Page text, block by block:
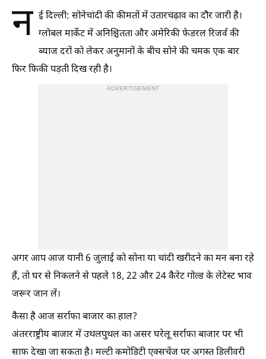
न ई दिल्ली: सोनेचांदी की कीमतों में उतारचढ़ाव का दौर जारी है।
ग्लोबल मार्केट में अनिश्चितता और अमेरिकी फेडरल रिजर्व की
ब्याज दरों को लेकर अनुमानों के बीच सोने की चमक एक बार
फिर फिकी पड़ती दिख रही है।
ADVERTISEMENT
अगर आप आज यानी 6 जुलाई को सोना या चांदी खरीदने का मन बना रहे
हैं, तो घर से निकलने से पहले 18, 22 और 24 कैरेट गोल्ड के लेटेस्ट भाव
जरूर जान लें।
कैसा है आज सर्राफा बाजार का हाल?
अंतरराष्ट्रीय बाजार में उथलपुथल का असर घरेलू सर्राफा बाजार पर भी
साफ देखा जा सकता है। मल्टी कमोडिटी एक्सचेंज पर अगस्त डिलीवरी